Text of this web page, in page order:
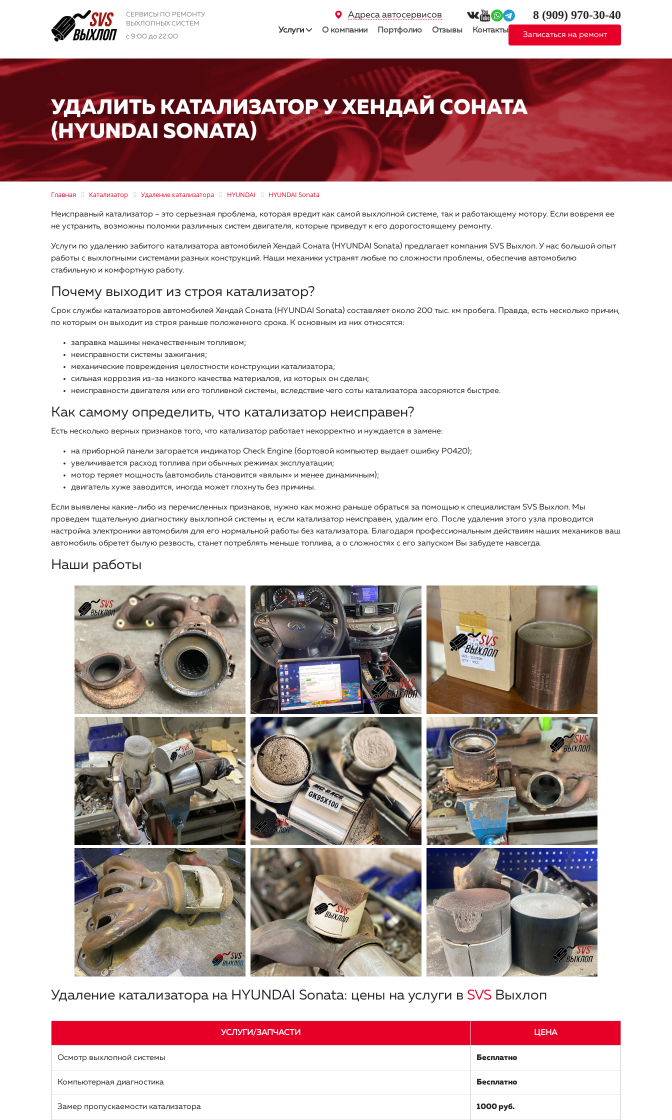
СЕРВИСЫ ПО РЕМОНТУ
ВЫХЛОПНЫХ СИСТЕМ
с 9:00 до 22:00
Адреса автосервисов 8 (909) 970-30-40
Услуги О компании Портфолио Отзывы Контакты
Записаться на ремонт
УДАЛИТЬ КАТАЛИЗАТОР У ХЕНДАЙ СОНАТА
(HYUNDAI SONATA)
Главная Катализатор Удаление катализатора HYUNDAI HYUNDAI Sonata
Неисправный катализатор – это серьезная проблема, которая вредит как самой выхлопной системе, так и работающему мотору. Если вовремя ее
не устранить, возможны поломки различных систем двигателя, которые приведут к его дорогостоящему ремонту.
Услуги по удалению забитого катализатора автомобилей Хендай Соната (HYUNDAI Sonata) предлагает компания SVS Выхлоп. У нас большой опыт
работы с выхлопными системами разных конструкций. Наши механики устранят любые по сложности проблемы, обеспечив автомобилю
стабильную и комфортную работу.
Почему выходит из строя катализатор?
Срок службы катализаторов автомобилей Хендай Соната (HYUNDAI Sonata) составляет около 200 тыс. км пробега. Правда, есть несколько причин,
по которым он выходит из строя раньше положенного срока. К основным из них относятся:
заправка машины некачественным топливом;
неисправности системы зажигания;
механические повреждения целостности конструкции катализатора;
сильная коррозия из-за низкого качества материалов, из которых он сделан;
неисправности двигателя или его топливной системы, вследствие чего соты катализатора засоряются быстрее.
Как самому определить, что катализатор неисправен?
Есть несколько верных признаков того, что катализатор работает некорректно и нуждается в замене:
на приборной панели загорается индикатор Check Engine (бортовой компьютер выдает ошибку Р0420);
увеличивается расход топлива при обычных режимах эксплуатации;
мотор теряет мощность (автомобиль становится «вялым» и менее динамичным);
двигатель хуже заводится, иногда может глохнуть без причины.
Если выявлены какие-либо из перечисленных признаков, нужно как можно раньше обраться за помощью к специалистам SVS Выхлоп. Мы
проведем тщательную диагностику выхлопной системы и, если катализатор неисправен, удалим его. После удаления этого узла проводится
настройка электроники автомобиля для его нормальной работы без катализатора. Благодаря профессиональным действиям наших механиков ваш
автомобиль обретет былую резвость, станет потреблять меньше топлива, а о сложностях с его запуском Вы забудете навсегда.
Наши работы
Удаление катализатора на HYUNDAI Sonata: цены на услуги в SVS Выхлоп
УСЛУГИ/ЗАПЧАСТИ ЦЕНА
Осмотр выхлопной системы Бесплатно
Компьютерная диагностика Бесплатно
Замер пропускаемости катализатора 1000 руб.